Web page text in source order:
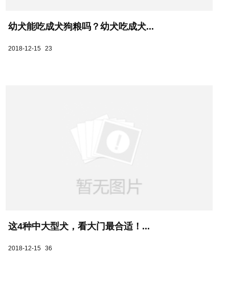
幼犬能吃成犬狗粮吗？幼犬吃成犬...
2018-12-15 23
这4种中大型犬，看大门最合适！...
2018-12-15 36